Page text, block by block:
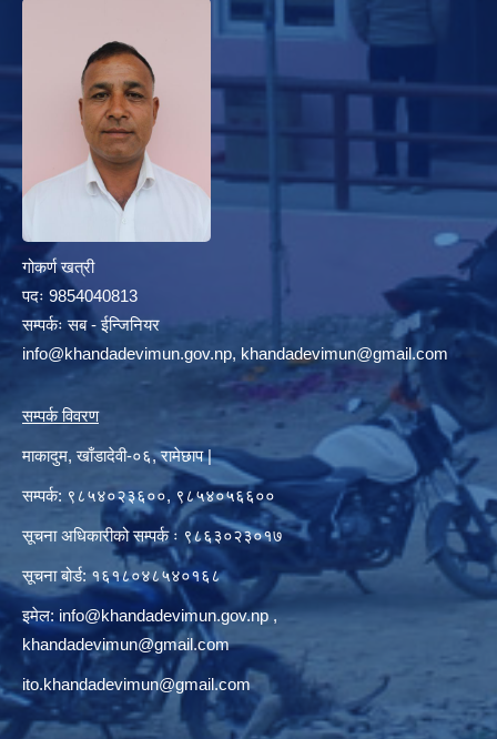
गोकर्ण खत्री
पदः 9854040813
सम्पर्कः सब - ईन्जिनियर
info@khandadevimun.gov.np, khandadevimun@gmail.com
सम्पर्क विवरण
माकादुम, खाँडादेवी-०६, रामेछाप |
सम्पर्क: ९८५४०२३६००, ९८५४०५६६००
सूचना अधिकारीको सम्पर्क ः ९८६३०२३०१७
सूचना बोर्ड: १६१८०४८५४०१६८
इमेल: info@khandadevimun.gov.np,
khandadevimun@gmail.com
ito.khandadevimun@gmail.com